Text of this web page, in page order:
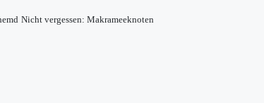
Nicht vergessen: Makrameeknoten